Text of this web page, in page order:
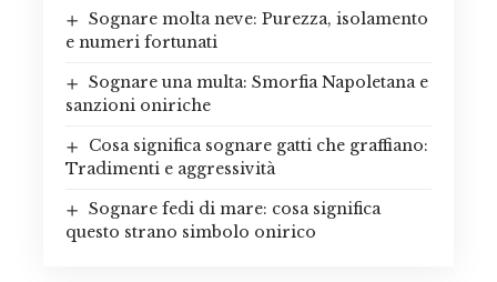
Sognare molta neve: Purezza, isolamento
e numeri fortunati
Sognare una multa: Smorfia Napoletana e
sanzioni oniriche
Cosa significa sognare gatti che graffiano:
Tradimenti e aggressività
Sognare fedi di mare: cosa significa
questo strano simbolo onirico